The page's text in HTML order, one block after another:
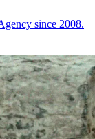
since 2008.